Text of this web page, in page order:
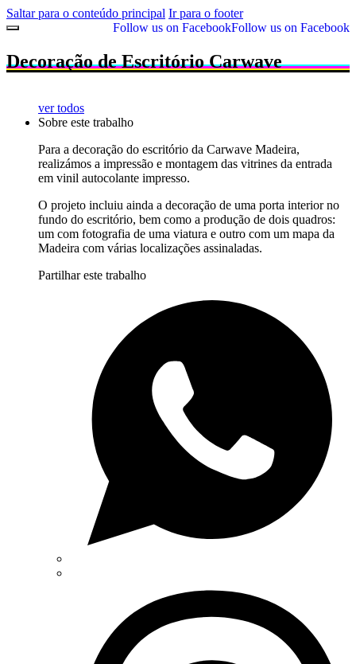
Saltar para o conteúdo principal Ir para o footer
Follow us on FacebookFollow us on Facebook
Decoração de Escritório Carwave
ver todos
Sobre este trabalho
Para a decoração do escritório da Carwave Madeira,
realizámos a impressão e montagem das vitrines da entrada
em vinil autocolante impresso.
O projeto incluiu ainda a decoração de uma porta interior no
fundo do escritório, bem como a produção de dois quadros:
um com fotografia de uma viatura e outro com um mapa da
Madeira com várias localizações assinaladas.
Partilhar este trabalho